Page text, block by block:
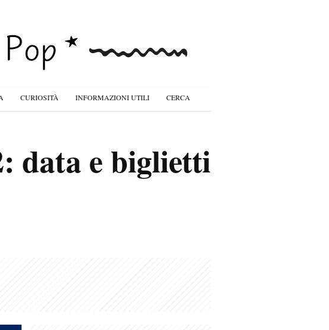
CURIOSITÀ INFORMAZIONI UTILI CERCA
data e biglietti